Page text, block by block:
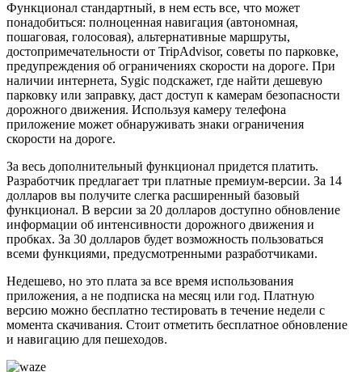
Функционал стандартный, в нем есть все, что может
понадобиться: полноценная навигация (автономная,
пошаговая, голосовая), альтернативные маршруты,
достопримечательности от TripAdvisor, советы по парковке,
предупреждения об ограничениях скорости на дороге. При
наличии интернета, Sygic подскажет, где найти дешевую
парковку или заправку, даст доступ к камерам безопасности
дорожного движения. Используя камеру телефона
приложение может обнаруживать знаки ограничения
скорости на дороге.
За весь дополнительный функционал придется платить.
Разработчик предлагает три платные премиум-версии. За 14
долларов вы получите слегка расширенный базовый
функционал. В версии за 20 долларов доступно обновление
информации об интенсивности дорожного движения и
пробках. За 30 долларов будет возможность пользоваться
всеми функциями, предусмотренными разработчиками.
Недешево, но это плата за все время использования
приложения, а не подписка на месяц или год. Платную
версию можно бесплатно тестировать в течение недели с
момента скачивания. Стоит отметить бесплатное обновление
и навигацию для пешеходов.